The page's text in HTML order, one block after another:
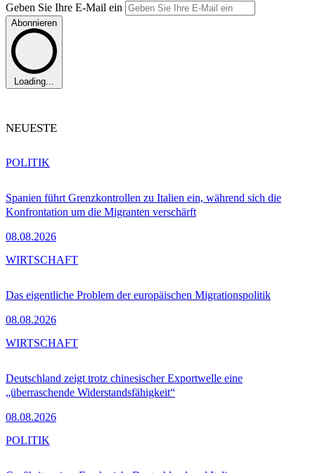
Geben Sie Ihre E-Mail ein
Abonnieren
Loading...
NEUESTE
Spanien führt Grenzkontrollen zu Italien ein, während sich die
Konfrontation um die Migranten verschärft
08.08.2026
POLITIK
Das eigentliche Problem der europäischen Migrationspolitik
08.08.2026
WIRTSCHAFT
Deutschland zeigt trotz chinesischer Exportwelle eine
„überraschende Widerstandsfähigkeit“
08.08.2026
WIRTSCHAFT
POLITIK